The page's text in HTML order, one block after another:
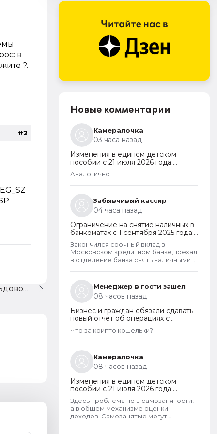
в
?.
#2
1С:Бух.7.7 ОШИБКА в об.-сальдовой ведомости, ПОМОГИТЕ!!!
Новые комментарии
Камералочка
03 часа назад
Изменения в едином детском
пособии с 21 июля 2026 года:
пересмотр правила нулевого
дохода и новый порядок
оформления пособий по месту
пребывания
Аналогично
Забывчивый кассир
04 часа назад
Ограничение на снятие наличных в
банкоматах с 1 сентября 2025 года:
какие операции заблокируют и как
отменить запрет
Закончился срочный вклад в
Московском кредитном банке,поехал
в отделение банка снять наличными в
заблокировали на 48 часов.Кассу в
отделении полгода назад
ликвидировали.
Менеджер в гости зашел
08 часов назад
Бизнес и граждан обязали сдавать
новый отчет об операциях с
криптовалютами на иностранных
платформах
Что за крипто кошельки?
Камералочка
08 часов назад
Изменения в едином детском
пособии с 21 июля 2026 года:
пересмотр правила нулевого
дохода и новый порядок
оформления пособий по месту
пребывания
Здесь проблема не в самозанятости,
а в общем механизме оценки
доходов. Самозанятые могут